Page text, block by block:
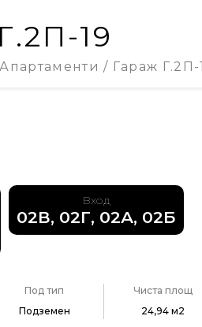
19
Гараж Г.2П-
Вход
02В, 02Г, 02А, 02Б
Под тип
Подземен
Чиста площ
24,94 м2